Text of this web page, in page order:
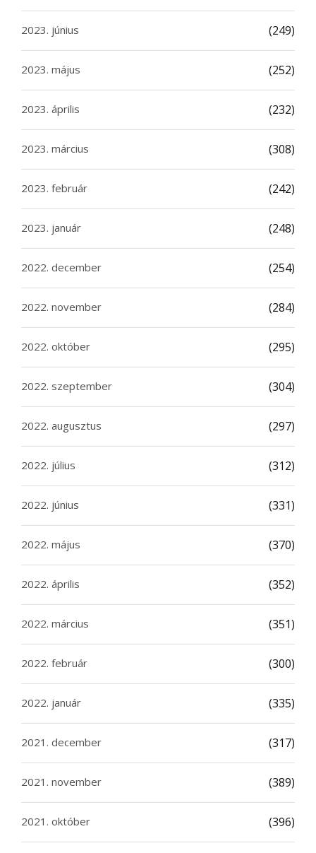
2023. június (249)
2023. május (252)
2023. április (232)
2023. március (308)
2023. február (242)
2023. január (248)
2022. december (254)
2022. november (284)
2022. október (295)
2022. szeptember (304)
2022. augusztus (297)
2022. július (312)
2022. június (331)
2022. május (370)
2022. április (352)
2022. március (351)
2022. február (300)
2022. január (335)
2021. december (317)
2021. november (389)
2021. október (396)